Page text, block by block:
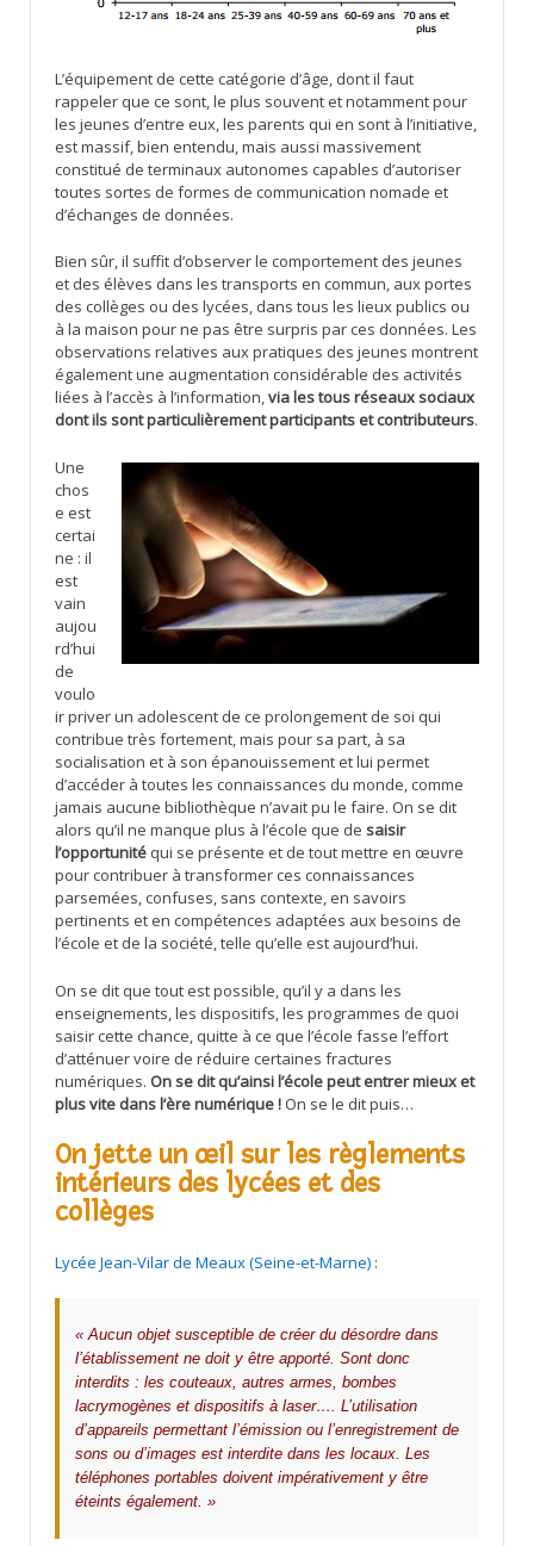
L’équipement de cette catégorie d’âge, dont il faut
rappeler que ce sont, le plus souvent et notamment pour
les jeunes d’entre eux, les parents qui en sont à l’initiative,
est massif, bien entendu, mais aussi massivement
constitué de terminaux autonomes capables d’autoriser
toutes sortes de formes de communication nomade et
d’échanges de données.
Bien sûr, il suffit d’observer le comportement des jeunes
et des élèves dans les transports en commun, aux portes
des collèges ou des lycées, dans tous les lieux publics ou
à la maison pour ne pas être surpris par ces données. Les
observations relatives aux pratiques des jeunes montrent
également une augmentation considérable des activités
liées à l’accès à l’information,via les tous réseaux sociaux
dont ils sont particulièrement participants et contributeurs.
Une
chos
e est
certai
ne : il
est
vain
aujou
rd’hui
de
voulo
ir priver un adolescent de ce prolongement de soi qui
contribue très fortement, mais pour sa part, à sa
socialisation et à son épanouissement et lui permet
d’accéder à toutes les connaissances du monde, comme
jamais aucune bibliothèque n’avait pu le faire. On se dit
alors qu’il ne manque plus à l’école que de saisir
l’opportunité qui se présente et de tout mettre en œuvre
pour contribuer à transformer ces connaissances
parsemées, confuses, sans contexte, en savoirs
pertinents et en compétences adaptées aux besoins de
l’école et de la société, telle qu’elle est aujourd’hui.
On se dit que tout est possible, qu’il y a dans les
enseignements, les dispositifs, les programmes de quoi
saisir cette chance, quitte à ce que l’école fasse l’effort
d’atténuer voire de réduire certaines fractures
numériques. On se dit qu’ainsi l’école peut entrer mieux et
plus vite dans l’ère numérique ! On se le dit puis…
On jette un œil sur les règlements
intérieurs des lycées et des
collèges
Lycée Jean-Vilar de Meaux (Seine-et-Marne) :
« Aucun objet susceptible de créer du désordre dans
l’établissement ne doit y être apporté. Sont donc
interdits : les couteaux, autres armes, bombes
lacrymogènes et dispositifs à laser…. L’utilisation
d’appareils permettant l’émission ou l’enregistrement de
sons ou d’images est interdite dans les locaux. Les
téléphones portables doivent impérativement y être
éteints également. »